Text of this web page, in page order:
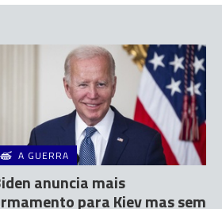
A GUERRA
anuncia mais
para Kiev mas sem